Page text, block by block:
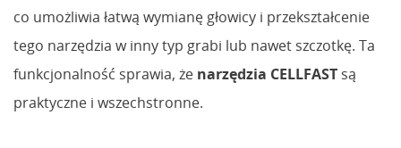
co umożliwia łatwą wymianę głowicy i przekształcenie
tego narzędzia w inny typ grabi lub nawet szczotkę. Ta
funkcjonalność sprawia, że narzędzia CELLFAST są
praktyczne i wszechstronne.